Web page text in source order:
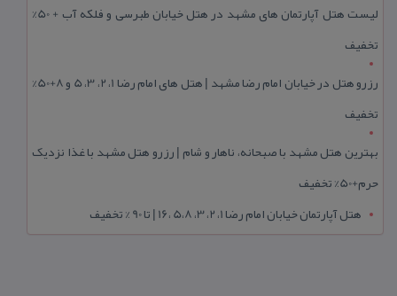
لیست هتل آپارتمان های مشهد در هتل خیابان طبرسی و فلکه آب + 50%
تخفیف
رزرو هتل در خیابان امام رضا مشهد | هتل‌ های امام رضا 1، 2، 3، 5 و 8+50%
تخفیف
بهترین هتل مشهد با صبحانه، ناهار و شام | رزرو هتل مشهد با غذا نزدیک
حرم+50% تخفیف
هتل آپارتمان خیابان امام رضا 1، 2، 3، 5،8 ،16 | تا 90 % تخفیف